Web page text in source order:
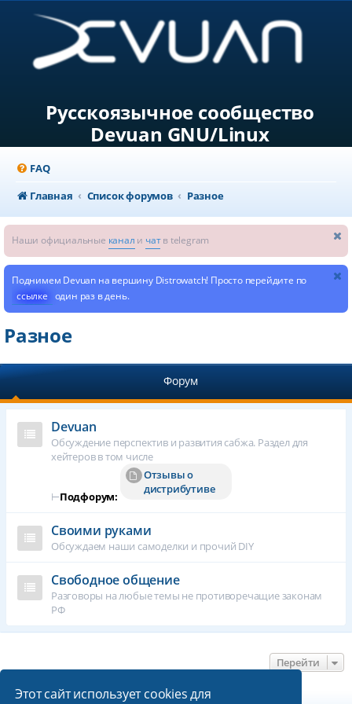
Этот сайт использует cookies для
Русскоязычное сообщество
Devuan GNU/Linux
FAQ
Главная
Список форумов Разное
Наши официальные канал и чатв telegram
Поднимем Devuan на вершину Distrowatch! Просто перейдите по
ссылке один раз в день.
Разное
Форум
Devuan
Обсуждение перспектив и развития сабжа. Раздел для
хейтеров в том числе
⊢Подфорум:
Отзывы о
дистрибутиве
Своими руками
Обсуждаем наши самоделки и прочий DIY
Свободное общение
Разговоры на любые темы не противоречащие законам
РФ
Перейти